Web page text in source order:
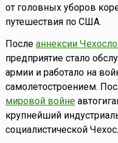
от головных уборов
путешествия по США.
После аннексии
предприятие стало
армии и работало на
самолетостроением.
мировой войне
крупнейший
социалистической